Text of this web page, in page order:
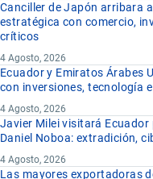
Canciller de Japón arribara
estratégica con comercio,
críticos
4 Agosto, 2026
Ecuador y Emiratos Árabes
con inversiones, tecnología
4 Agosto, 2026
Javier Milei visitará
Daniel Noboa: extradición,
4 Agosto, 2026
Las mayores exportadoras